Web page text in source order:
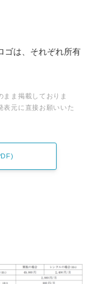
ゴは、それぞれ所有
ま掲載しておりま
表元に直接お願いいた